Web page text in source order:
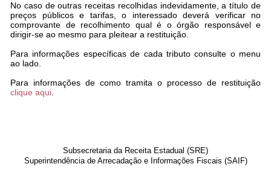
No caso de outras receitas recolhidas indevidamente, a título de
preços públicos e tarifas, o interessado deverá verificar no
comprovante de recolhimento qual é o órgão responsável e
dirigir-se ao mesmo para pleitear a restituição.
Para informações específicas de cada tributo consulte o menu
ao lado.
Para informações de como tramita o processo de restituição
clique aqui
Subsecretaria da Receita Estadual (SRE)
Superintendência de Arrecadação e Informações Fiscais (SAIF)